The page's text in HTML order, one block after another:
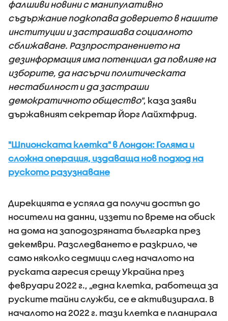
фалшиви новини с манипулативно
съдържание подкопава доверието в нашите
институции и застрашава социалното
сближаване. Разпространението на
дезинформация има потенциал да повлияе на
изборите, да насърчи политическата
нестабилност и да застраши
демократичното общество", каза заяви
държавният секретар Йорг Лайхтфрид.
"Шпионската клетка" в Лондон: Голяма и
сложна операция, издаваща нов подход на
руското разузнаване
Дирекцията е успяла да получи достъп до
носители на данни, иззети по време на обиск
на дома на заподозряната българка през
декември. Разследването е разкрило, че
само няколко седмици след началото на
руската агресия срещу Украйна през
февруари 2022 г., „една клетка, работеща за
руските тайни служби, се е активизирала. В
началото на 2022 г. тази клетка е планирала